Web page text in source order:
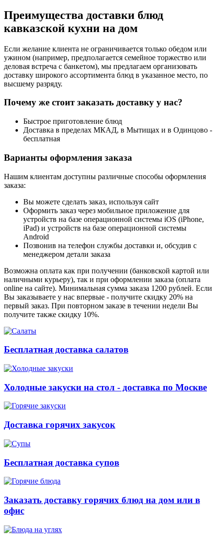
Преимущества доставки блюд
кавказской кухни на дом
Если желание клиента не ограничивается только обедом или
ужином (например, предполагается семейное торжество или
деловая встреча с банкетом), мы предлагаем организовать
доставку широкого ассортимента блюд в указанное место, по
высшему разряду.
Почему же стоит заказать доставку у нас?
Быстрое приготовление блюд
Доставка в пределах МКАД, в Мытищах и в Одинцово -
бесплатная
Варианты оформления заказа
Нашим клиентам доступны различные способы оформления
заказа:
Вы можете сделать заказ, используя сайт
Оформить заказ через мобильное приложение для
устройств на базе операционной системы iOS (iPhone,
iPad) и устройств на базе операционной системы
Android
Позвонив на телефон службы доставки и, обсудив с
менеджером детали заказа
Возможна оплата как при получении (банковской картой или
наличными курьеру), так и при оформлении заказа (оплата
online на сайте). Минимальная сумма заказа 1200 рублей. Если
Вы заказываете у нас впервые - получите скидку 20% на
первый заказ. При повторном заказе в течении недели Вы
получите также скидку 10%.
Бесплатная доставка салатов
Холодные закуски на стол - доставка по Москве
Доставка горячих закусок
Бесплатная доставка супов
Заказать доставку горячих блюд на дом или в
офис